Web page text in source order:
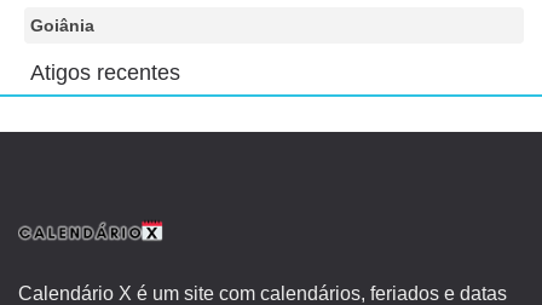
Goiânia
Atigos recentes
Calendário X é um site com calendários, feriados e datas